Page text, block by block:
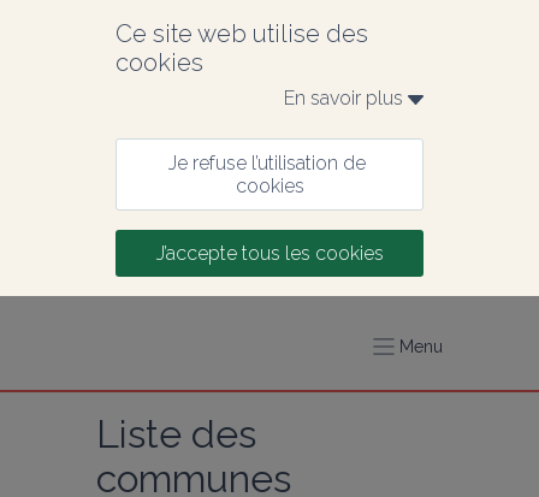
Ce site web utilise des
cookies
En savoir plus
Je refuse l’utilisation de
cookies
J’accepte tous les cookies
Menu
Liste des
communes